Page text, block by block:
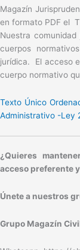
Magazín
en formato PDF el
Nuestra
cuerpos
jurídica. El acceso
cuerpo normativo
Texto Único
Administrativo -Ley
¿Quieres
acceso preferente
Únete a nuestros
Grupo Magazín